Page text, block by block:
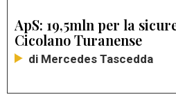
ApS: 19,5mln per la
Cicolano Turanense
di Mercedes Tascedda